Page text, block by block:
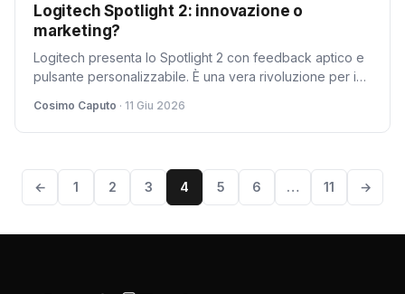
Logitech Spotlight 2: innovazione o
marketing?
Logitech presenta lo Spotlight 2 con feedback aptico e
pulsante personalizzabile. È una vera rivoluzione per i
Cosimo Caputo · 11 Giu 2026
← 1 2 3 4 5 6 … 11 →